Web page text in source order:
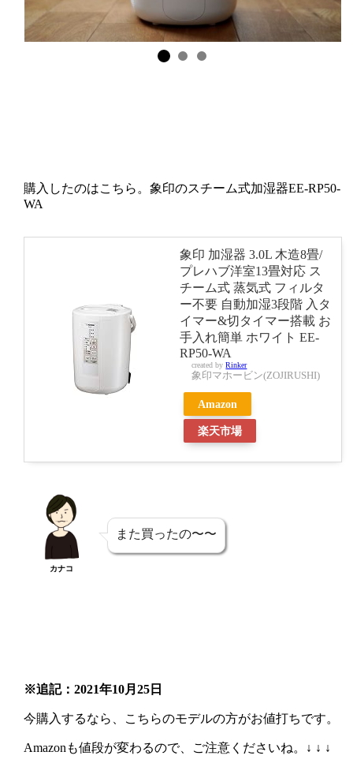
購入したのはこちら。象印のスチーム式加湿器EE-RP50-
WA
象印 加湿器 3.0L 木造8畳/
プレハブ洋室13畳対応 ス
チーム式 蒸気式 フィルタ
ー不要 自動加湿3段階 入タ
イマー&切タイマー搭載 お
手入れ簡単 ホワイト EE-
RP50-WA
created byRinker
象印マホービン(ZOJIRUSHI)
Amazon
楽天市場
カナコ
また買ったの〜〜
※追記：2021年10月25日
今購入するなら、こちらのモデルの方がお値打ちです。
Amazonも値段が変わるので、ご注意くださいね。↓ ↓ ↓